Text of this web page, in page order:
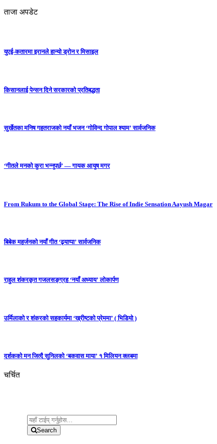
ताजा अपडेट
युएई-कतारमा इरानले हान्यो ड्रोन र मिसाइल
किसानलाई पेन्सन दिने सरकारको प्रतिबद्धता
सुर्खेतका मनिष गहतराजको नयाँ भजन ‘गोविन्द गोपाल श्याम’ सार्वजनिक
‘गीतले मनको कुरा भन्नुपर्छ’ — गायक आयुष मगर
From Rukum to the Global Stage: The Rise of Indie Sensation Aayush Magar
बिबेक महर्जनको नयाँ गीत ‘ढ्याप्पा’ सार्वजनिक
राहुल शंकरकृत गजलसङ्ग्रह ‘नयाँ अध्याय’ लोकार्पण
उर्मिलाको र शंकरको सहकार्यमा ‘ख्रीष्टको प्रेममा’ ( भिडियो )
दर्शकको मन जित्दै सुनिलको ‘बकवास माया’ १ मिलियन क्लबमा
चर्चित
Search